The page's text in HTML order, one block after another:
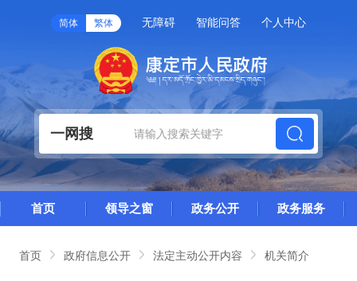
简体 繁体 无障碍 智能问答 个人中心
一网搜
首页 领导之窗 政务公开 政务服务
首页 政府信息公开 法定主动公开内容 机关简介